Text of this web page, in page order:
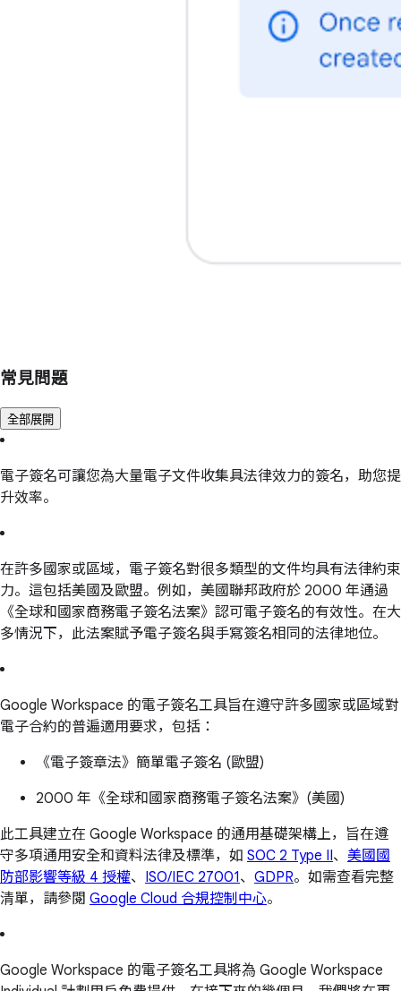
常見問題
全部展開
電子簽名可讓您為大量電子文件收集具法律效力的簽名，助您提
升效率。
在許多國家或區域，電子簽名對很多類型的文件均具有法律約束
力。這包括美國及歐盟。例如，美國聯邦政府於 2000 年通過
《全球和國家商務電子簽名法案》認可電子簽名的有效性。在大
多情況下，此法案賦予電子簽名與手寫簽名相同的法律地位。
Google Workspace 的電子簽名工具旨在遵守許多國家或區域對
電子合約的普遍適用要求，包括：
《電子簽章法》簡單電子簽名 (歐盟)
2000 年《全球和國家商務電子簽名法案》(美國)
此工具建立在 Google Workspace 的通用基礎架構上，旨在遵
守多項通用安全和資料法律及標準，如 SOC 2 Type II、 美國國
防部影響等級 4 授權、 ISO/IEC 27001、 GDPR。如需查看完整
清單，請參閱 Google Cloud 合規控制中心。
Google Workspace 的電子簽名工具將為 Google Workspace